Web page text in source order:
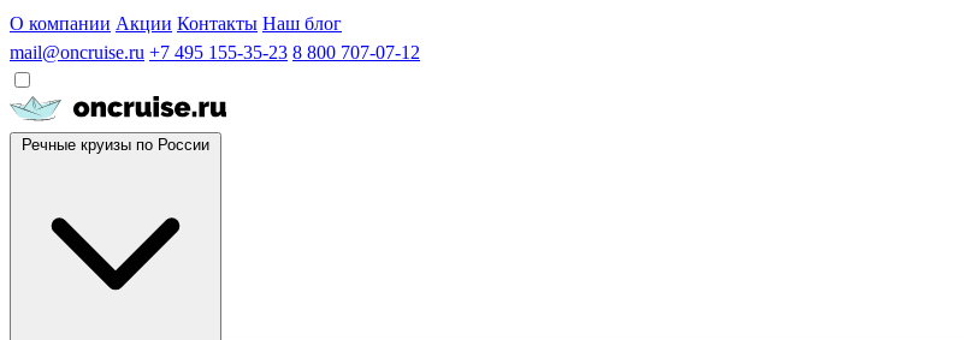
О компании Акции Контакты Наш блог
mail@oncruise.ru +7 495 155-35-23 8 800 707-07-12